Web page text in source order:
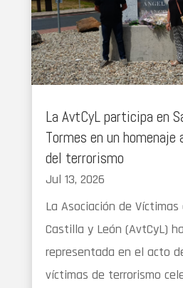
La AvtCyL participa en
Tormes en un
del terrorismo
Jul 13, 2026
La Asociación de
Castilla y León (AvtCyL)
representada en el acto
víctimas de terrorismo